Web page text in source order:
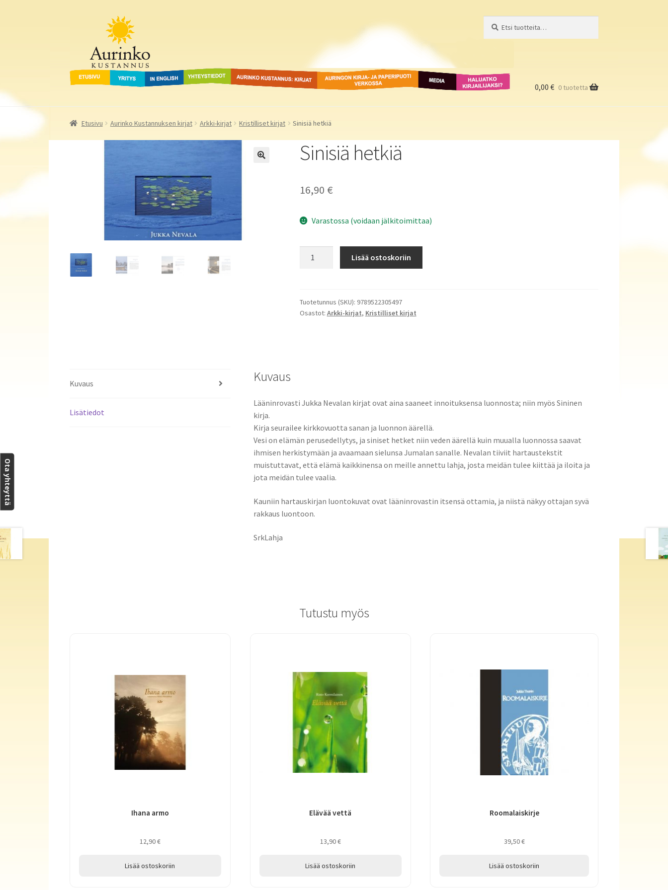
navigointiin
Aurinko Kustannus
Etusivu Yritys In English Yhteystiedot Aurinko Kustannus: kirjat Auringon kirja- ja
paperipuodit verkossa
Media
Haluatko
kirjailijaksi?
0,00 € 0 tuotetta
Etusivu Aurinko Kustannuksen kirjat Arkki-kirjat Kristilliset kirjat Sinisiä hetkiä
Sinisiä hetkiä
16,90 €
Varastossa (voidaan jälkitoimittaa)
Lisää ostoskoriin
Tuotetunnus (SKU): 9789522305497
Osastot: Arkki-kirjat, Kristilliset kirjat
Kuvaus
Lisätiedot
Kuvaus
Lääninrovasti Jukka Nevalan kirjat ovat aina saaneet innoituksensa luonnosta; niin myös Sininen
kirja.
Kirja seurailee kirkkovuotta sanan ja luonnon äärellä.
Vesi on elämän perusedellytys, ja siniset hetket niin veden äärellä kuin muualla luonnossa saavat
ihmisen herkistymään ja avaamaan sielunsa Jumalan sanalle. Nevalan tiiviit hartaustekstit
muistuttavat, että elämä kaikkinensa on meille annettu lahja, josta meidän tulee kiittää ja iloita ja
jota meidän tulee vaalia.
Kauniin hartauskirjan luontokuvat ovat lääninrovastin itsensä ottamia, ja niistä näkyy ottajan syvä
rakkaus luontoon.
SrkLahja
Tutustu myös
Ihana armo
12,90€
Lisää ostoskoriin
Elävää vettä
13,90€
Lisää ostoskoriin
Roomalaiskirje
39,50€
Lisää ostoskoriin
Ota yhteyttä